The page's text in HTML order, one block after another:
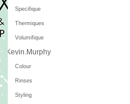
Specifique
Thermiques
Volumifique
Kevin.Murphy
Colour
Rinses
Styling